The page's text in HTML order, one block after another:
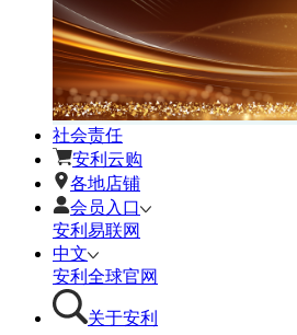
社会责任
安利云购
各地店铺
会员入口
安利易联网
中文
安利全球官网
关于安利